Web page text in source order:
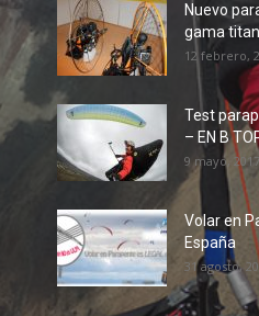
Nuevo
gama
12 febrero,
Test
– EN B
9 mayo, 2017
Volar en
España
31 agosto,